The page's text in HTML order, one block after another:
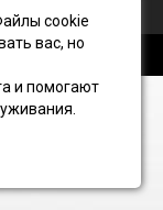
2016 ©
cookie
вас, но
и помогают